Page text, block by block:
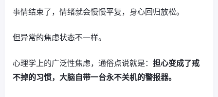
事情结束了，情绪就会慢慢平复，身心回归放松。
但异常的焦虑状态不一样。
心理学上的广泛性焦虑，通俗点说就是： 担心变成了戒
不掉的习惯，大脑自带一台永不关机的警报器。